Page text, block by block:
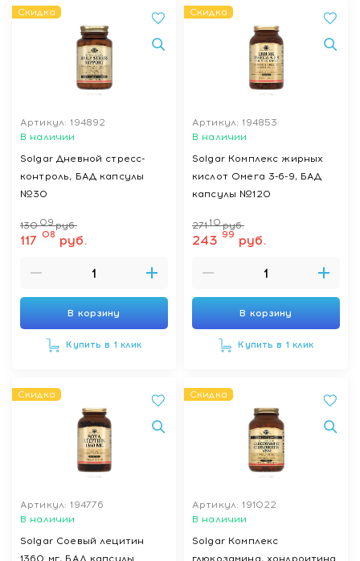
Скидка
Артикул: 194892
В наличии
Solgar Дневной стресс-
контроль, БАД капсулы
№30
13009 руб.
117 08 руб.
В корзину
Купить в 1 клик
Скидка
Артикул: 194853
В наличии
Solgar Комплекс жирных
кислот Омега 3-6-9, БАД
капсулы №120
27110 руб.
243 99 руб.
В корзину
Купить в 1 клик
Скидка
Артикул: 194776
В наличии
Solgar Соевый лецитин
1360 мг, БАД капсулы
Скидка
Артикул: 191022
В наличии
Solgar Комплекс
глюкозамина, хондроитина